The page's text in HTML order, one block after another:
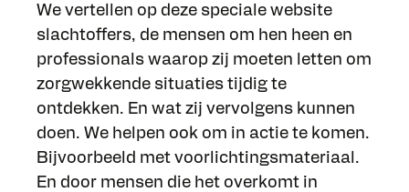
We vertellen op deze speciale website
slachtoffers, de mensen om hen heen en
professionals waarop zij moeten letten om
zorgwekkende situaties tijdig te
ontdekken. En wat zij vervolgens kunnen
doen. We helpen ook om in actie te komen.
Bijvoorbeeld met voorlichtingsmateriaal.
En door mensen die het overkomt in